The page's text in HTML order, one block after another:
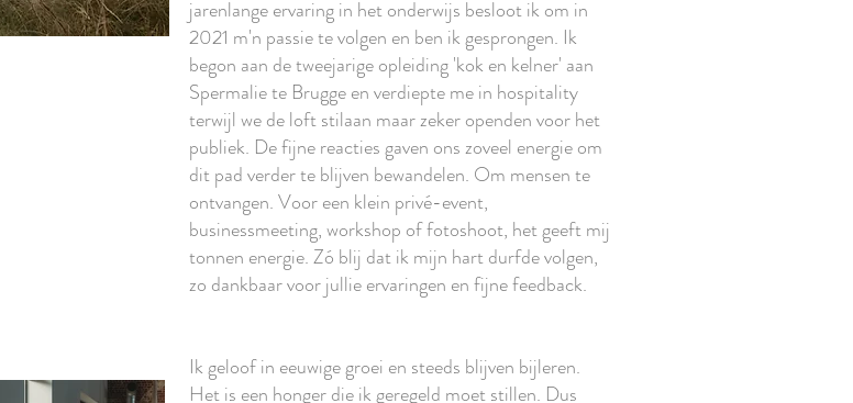
jarenlange ervaring in het onderwijs besloot ik om in
2021 m'n passie te volgen en ben ik gesprongen. Ik
begon aan de tweejarige opleiding 'kok en kelner' aan
Spermalie te Brugge en verdiepte me in hospitality
terwijl we de loft stilaan maar zeker openden voor het
publiek. De fijne reacties gaven ons zoveel energie om
dit pad verder te blijven bewandelen. Om mensen te
ontvangen. Voor een klein privé-event,
businessmeeting, workshop of fotoshoot, het geeft mij
tonnen energie. Zó blij dat ik mijn hart durfde volgen,
zo dankbaar voor jullie ervaringen en fijne feedback.
Ik geloof in eeuwige groei en steeds blijven bijleren.
Het is een honger die ik geregeld moet stillen. Dus